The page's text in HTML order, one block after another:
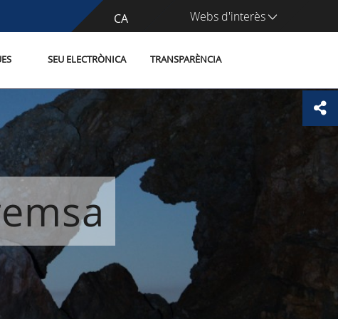
CA
ES Webs d'interès
SEU ELECTRÒNICA TRANSPARÈNCIA